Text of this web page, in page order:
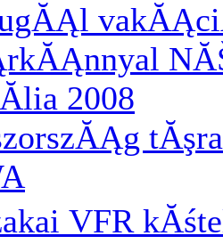
2008
VFR